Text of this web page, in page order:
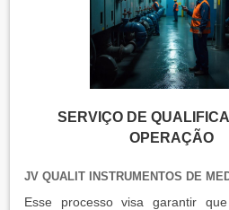
SERVIÇO DE
OPERAÇÃO
JV QUALIT INSTRUMENTOS DE
Esse processo visa garantir